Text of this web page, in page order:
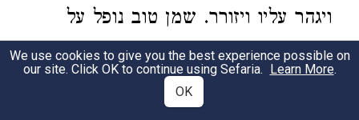
ויגהר עליו ויזורר. שמן טוב נופל על
המים והוא נדוח, שם טוב נופל על המים
ואינו נדוח ויאמר ה' לדג ויקא את יונה,
We use cookies to give you the best experience possible on
our site. Click OK to continue using Sefaria. Learn More.
OK